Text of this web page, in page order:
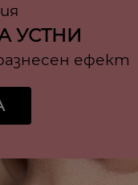
УСТНИ
ефект